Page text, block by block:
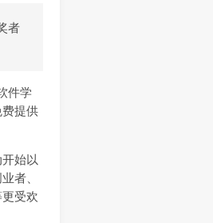
者
件学
提供
始以
者、
受欢